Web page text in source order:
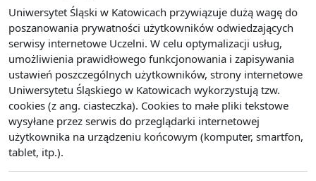
Uniwersytet Śląski w Katowicach przywiązuje dużą wagę do
poszanowania prywatności użytkowników odwiedzających
serwisy internetowe Uczelni. W celu optymalizacji usług,
umożliwienia prawidłowego funkcjonowania i zapisywania
ustawień poszczególnych użytkowników, strony internetowe
Uniwersytetu Śląskiego w Katowicach wykorzystują tzw.
cookies (z ang. ciasteczka). Cookies to małe pliki tekstowe
wysyłane przez serwis do przeglądarki internetowej
użytkownika na urządzeniu końcowym (komputer, smartfon,
tablet, itp.).